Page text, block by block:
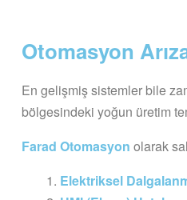
Otomasyon
En gelişmiş sistemler bile
bölgesindeki yoğun üretim
Farad Otomasyon olarak
Elektriksel